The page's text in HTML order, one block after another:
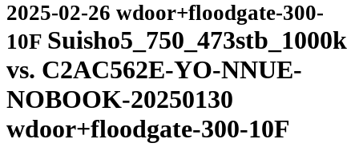
2025-02-26 wdoor+floodgate-300-
10F Suisho5_750_473stb_1000k
vs. C2AC562E-YO-NNUE-
NOBOOK-20250130
wdoor+floodgate-300-10F